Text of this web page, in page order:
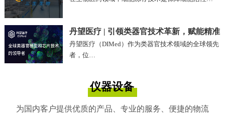
丹望医疗 | 引领类器官技术革新，赋能精准
医疗未来
丹望医疗（DIMed）作为类器官技术领域的全球领先
者，位…
仪器设备
为国内客户提供优质的产品、专业的服务、便捷的物流